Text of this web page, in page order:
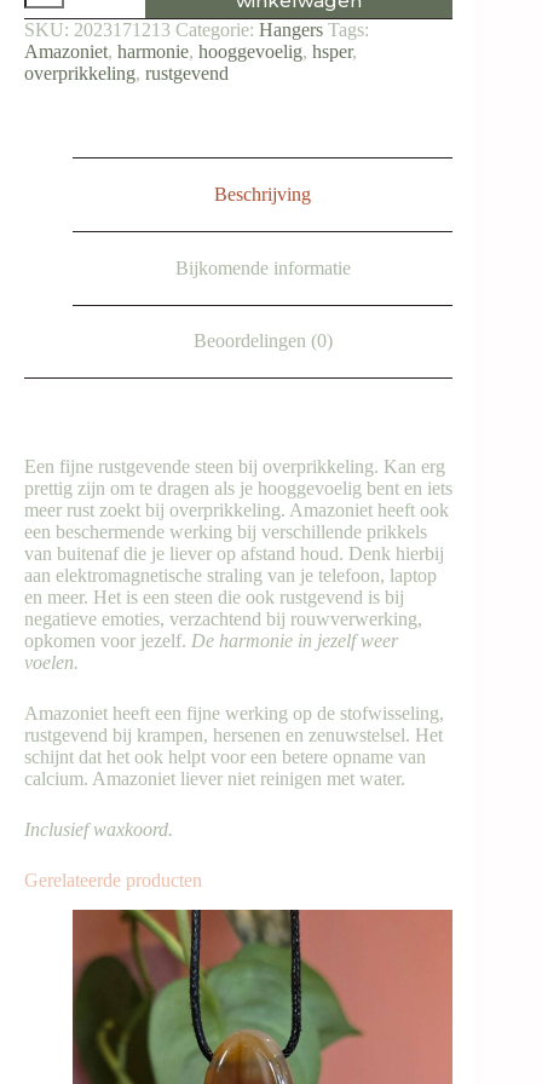
druppel
aantal
SKU: 2023171213 Categorie: Hangers Tags:
Amazoniet, harmonie, hooggevoelig, hsper,
overprikkeling, rustgevend
Beschrijving
Bijkomende informatie
Beoordelingen (0)
Een fijne rustgevende steen bij overprikkeling. Kan erg
prettig zijn om te dragen als je hooggevoelig bent en iets
meer rust zoekt bij overprikkeling. Amazoniet heeft ook
een beschermende werking bij verschillende prikkels
van buitenaf die je liever op afstand houd. Denk hierbij
aan elektromagnetische straling van je telefoon, laptop
en meer. Het is een steen die ook rustgevend is bij
negatieve emoties, verzachtend bij rouwverwerking,
opkomen voor jezelf. De harmonie in jezelf weer
voelen.
Amazoniet heeft een fijne werking op de stofwisseling,
rustgevend bij krampen, hersenen en zenuwstelsel. Het
schijnt dat het ook helpt voor een betere opname van
calcium. Amazoniet liever niet reinigen met water.
Inclusief waxkoord.
Gerelateerde producten